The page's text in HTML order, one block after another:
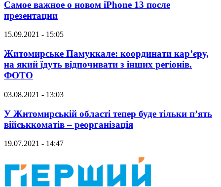
Самое важное о новом iPhone 13 после
презентации
15.09.2021 - 15:05
Житомирське Памуккале: координати кар’єру,
на який їдуть відпочивати з інших регіонів.
ФОТО
03.08.2021 - 13:03
У Житомирській області тепер буде тільки п’ять
військкоматів – реорганізація
19.07.2021 - 14:47